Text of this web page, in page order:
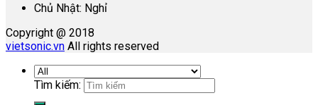
Chủ Nhật: Nghỉ
Copyright @ 2018
vietsonic.vn All rights reserved
Tìm kiếm: